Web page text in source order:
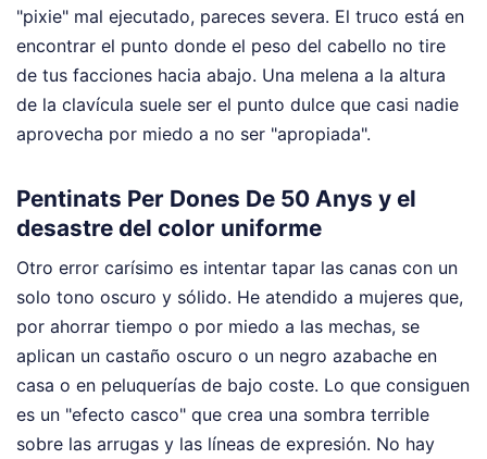
"pixie" mal ejecutado, pareces severa. El truco está en
encontrar el punto donde el peso del cabello no tire
de tus facciones hacia abajo. Una melena a la altura
de la clavícula suele ser el punto dulce que casi nadie
aprovecha por miedo a no ser "apropiada".
Pentinats Per Dones De 50 Anys y el
desastre del color uniforme
Otro error carísimo es intentar tapar las canas con un
solo tono oscuro y sólido. He atendido a mujeres que,
por ahorrar tiempo o por miedo a las mechas, se
aplican un castaño oscuro o un negro azabache en
casa o en peluquerías de bajo coste. Lo que consiguen
es un "efecto casco" que crea una sombra terrible
sobre las arrugas y las líneas de expresión. No hay